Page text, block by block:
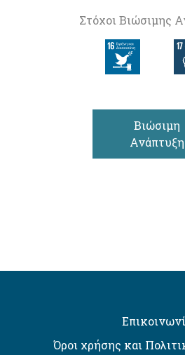
Στόχοι Βιώσιμης
Βιώσιμη
Ανάπτυξη
Όροι χρήσης και